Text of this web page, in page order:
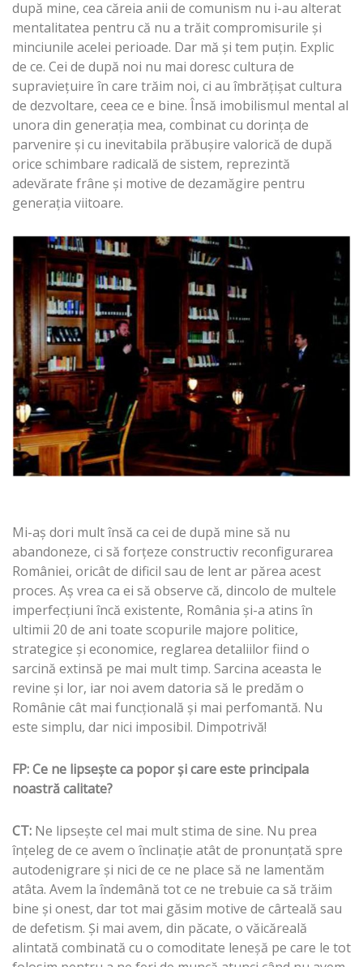
după mine, cea căreia anii de comunism nu i-au alterat
mentalitatea pentru că nu a trăit compromisurile şi
minciunile acelei perioade. Dar mă şi tem puţin. Explic
de ce. Cei de după noi nu mai doresc cultura de
supravieţuire în care trăim noi, ci au îmbrăţişat cultura
de dezvoltare, ceea ce e bine. Însă imobilismul mental al
unora din generaţia mea, combinat cu dorinţa de
parvenire şi cu inevitabila prăbuşire valorică de după
orice schimbare radicală de sistem, reprezintă
adevărate frâne şi motive de dezamăgire pentru
generaţia viitoare.
Mi-aş dori mult însă ca cei de după mine să nu
abandoneze, ci să forţeze constructiv reconfigurarea
României, oricât de dificil sau de lent ar părea acest
proces. Aş vrea ca ei să observe că, dincolo de multele
imperfecţiuni încă existente, România şi-a atins în
ultimii 20 de ani toate scopurile majore politice,
strategice şi economice, reglarea detaliilor fiind o
sarcină extinsă pe mai mult timp. Sarcina aceasta le
revine şi lor, iar noi avem datoria să le predăm o
Românie cât mai funcţională şi mai perfomantă. Nu
este simplu, dar nici imposibil. Dimpotrivă!
FP: Ce ne lipseşte ca popor şi care este principala
noastră calitate?
CT: Ne lipseşte cel mai mult stima de sine. Nu prea
înţeleg de ce avem o înclinaţie atât de pronunţată spre
autodenigrare şi nici de ce ne place să ne lamentăm
atâta. Avem la îndemână tot ce ne trebuie ca să trăim
bine şi onest, dar tot mai găsim motive de cârteală sau
de defetism. Şi mai avem, din păcate, o văicăreală
alintată combinată cu o comoditate leneşă pe care le tot